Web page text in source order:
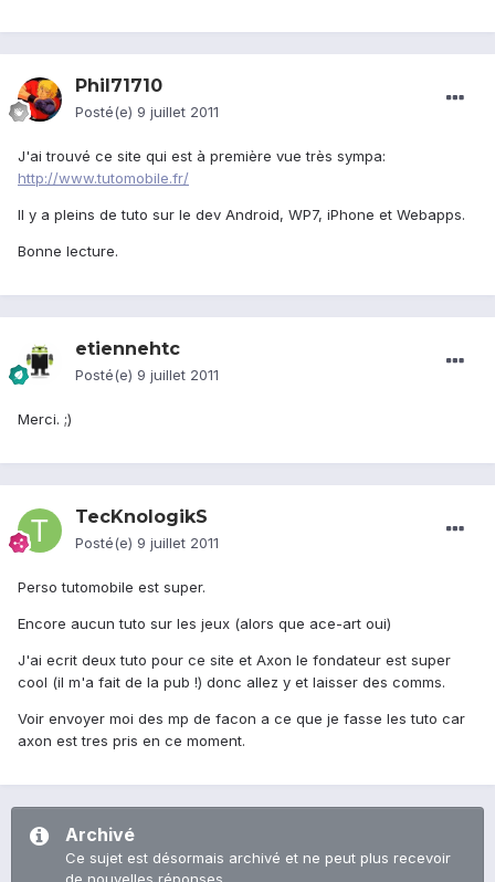
Phil71710
Posté(e) 9 juillet 2011
J'ai trouvé ce site qui est à première vue très sympa:
http://www.tutomobile.fr/
Il y a pleins de tuto sur le dev Android, WP7, iPhone et Webapps.
Bonne lecture.
etiennehtc
Posté(e) 9 juillet 2011
Merci. ;)
TecKnologikS
Posté(e) 9 juillet 2011
Perso tutomobile est super.
Encore aucun tuto sur les jeux (alors que ace-art oui)
J'ai ecrit deux tuto pour ce site et Axon le fondateur est super
cool (il m'a fait de la pub !) donc allez y et laisser des comms.
Voir envoyer moi des mp de facon a ce que je fasse les tuto car
axon est tres pris en ce moment.
Archivé
Ce sujet est désormais archivé et ne peut plus recevoir